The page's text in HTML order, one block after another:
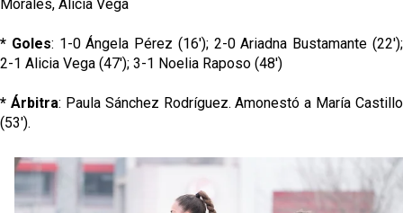
Morales, Alicia Vega
* Goles: 1-0 Ángela Pérez (16'); 2-0 Ariadna Bustamante (22');
2-1 Alicia Vega (47'); 3-1 Noelia Raposo (48')
* Árbitra: Paula Sánchez Rodríguez. Amonestó a María Castillo
(53').